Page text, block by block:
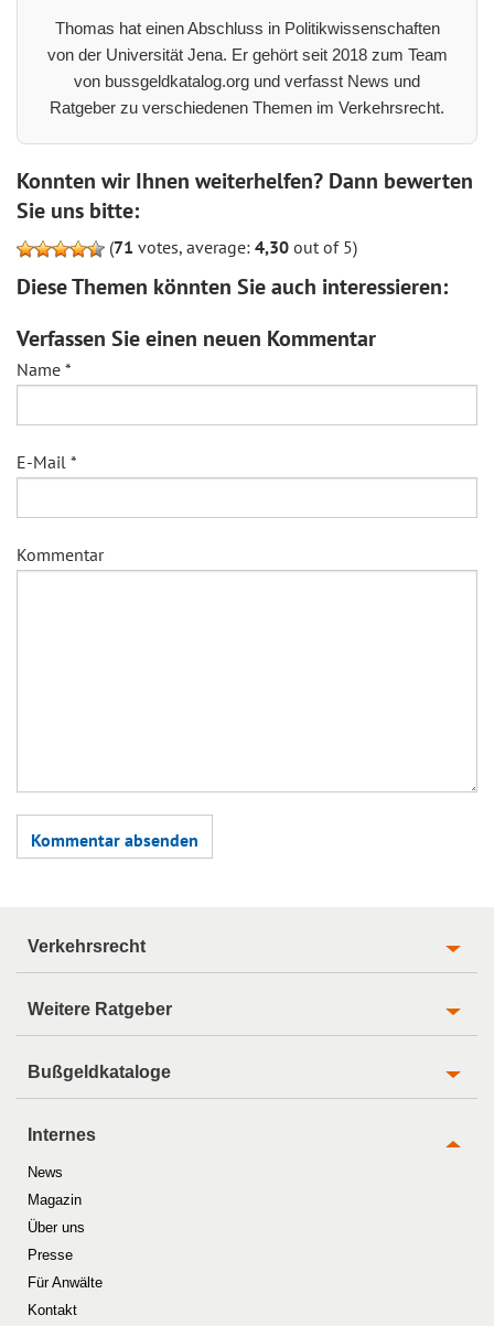
Thomas hat einen Abschluss in Politikwissenschaften
von der Universität Jena. Er gehört seit 2018 zum Team
von bussgeldkatalog.org und verfasst News und
Ratgeber zu verschiedenen Themen im Verkehrsrecht.
Konnten wir Ihnen weiterhelfen? Dann bewerten
Sie uns bitte:
(71 votes, average: 4,30 out of 5)
Diese Themen könnten Sie auch interessieren:
Verfassen Sie einen neuen Kommentar
Name *
E-Mail *
Kommentar
Verkehrsrecht
Weitere Ratgeber
Bußgeldkataloge
Internes
News
Magazin
Über uns
Presse
Für Anwälte
Kontakt